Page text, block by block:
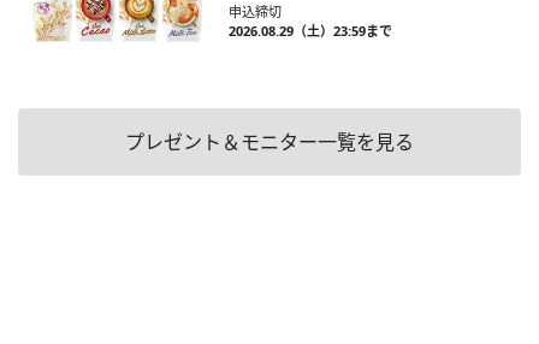
申込締切
2026.08.29（土）23:59まで
プレゼント＆モニター一覧を見る